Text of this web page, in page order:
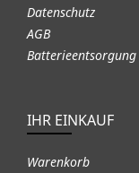
Datenschutz
AGB
Batterieentsorgung
IHR EINKAUF
Warenkorb